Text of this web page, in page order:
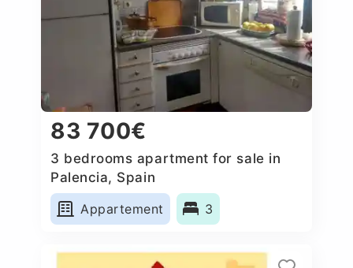
83 700€
3 bedrooms apartment for sale in
Palencia, Spain
Appartement
3